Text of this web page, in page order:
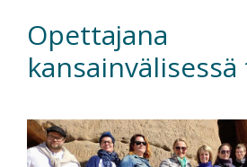
tutkimus-,
kehittämis-
sekä
ammattikorkeakoulutusta
Opettajana